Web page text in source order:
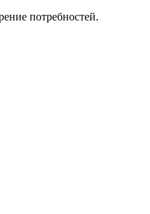
потребностей.